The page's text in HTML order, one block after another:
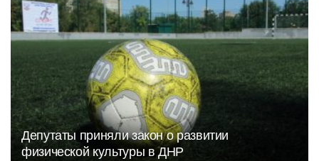
Депутаты приняли закон о развитии
физической культуры в ДНР